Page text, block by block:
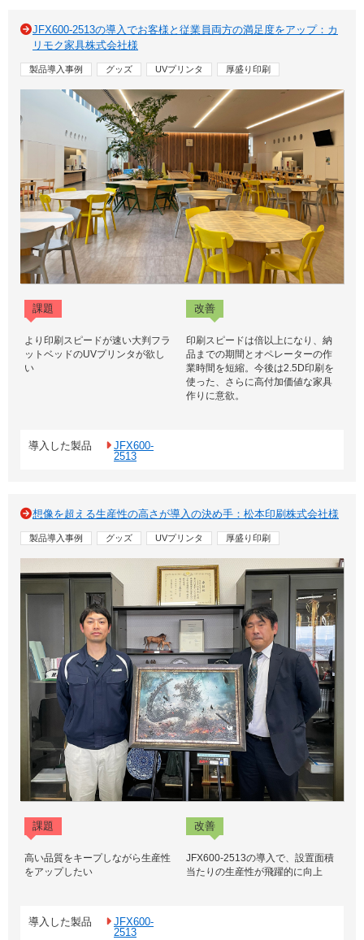
JFX600-2513の導入でお客様と従業員両方の満足度をアップ：カ
リモク家具株式会社様
製品導入事例 グッズ UVプリンタ 厚盛り印刷
課題 改善
より印刷スピードが速い大判フラ
ットベッドのUVプリンタが欲し
い
印刷スピードは倍以上になり、納
品までの期間とオペレーターの作
業時間を短縮。今後は2.5D印刷を
使った、さらに高付加価値な家具
作りに意欲。
導入した製品
JFX600-
2513
想像を超える生産性の高さが導入の決め手：松本印刷株式会社様
製品導入事例 グッズ UVプリンタ 厚盛り印刷
課題 改善
高い品質をキープしながら生産性
をアップしたい
JFX600-2513の導入で、設置面積
当たりの生産性が飛躍的に向上
導入した製品
JFX600-
2513